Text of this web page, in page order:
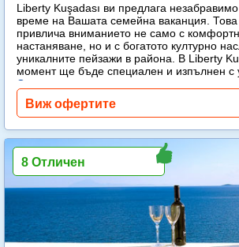
Liberty Kuşadası ви предлага
време на Вашата семейна ваканция.
привлича вниманието не само с
настаняване, но и с богатото културно
уникалните пейзажи в района. В Liberty
момент ще бъде специален и изпълнен с
Още...
Виж офертите
8 Отличен